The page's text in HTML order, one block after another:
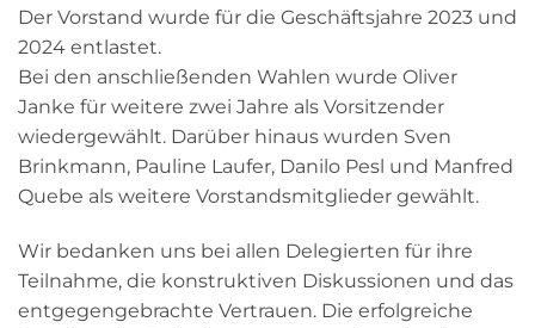
Der Vorstand wurde für die Geschäftsjahre 2023 und
2024 entlastet.
Bei den anschließenden Wahlen wurde Oliver
Janke für weitere zwei Jahre als Vorsitzender
wiedergewählt. Darüber hinaus wurden Sven
Brinkmann, Pauline Laufer, Danilo Pesl und Manfred
Quebe als weitere Vorstandsmitglieder gewählt.
Wir bedanken uns bei allen Delegierten für ihre
Teilnahme, die konstruktiven Diskussionen und das
entgegengebrachte Vertrauen. Die erfolgreiche